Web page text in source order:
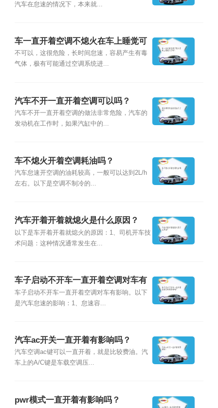
汽车在怠速的情况下，本来就...
车一直开着空调不熄火在车上睡觉可
以吗？
不可以，这很危险，长时间怠速，容易产生有毒
气体，极有可能通过空调系统进...
汽车不开一直开着空调可以吗？
汽车不开一直开着空调的做法非常危险，汽车的
发动机在工作时，如果汽缸中的...
车不熄火开着空调耗油吗？
汽车怠速开空调的油耗较高，一般可以达到2L/h
左右。以下是空调不制冷的...
汽车开着开着就熄火是什么原因？
以下是车开着开着就熄火的原因：1、司机开车技
术问题：这种情况通常发生在...
车子启动不开车一直开着空调对车有
影响吗？
车子启动不开车一直开着空调对车有影响。以下
是汽车怠速的影响：1、怠速容...
汽车ac开关一直开着有影响吗？
汽车空调ac键可以一直开着，就是比较费油。汽
车上的A/C键是车载空调压...
pwr模式一直开着有影响吗？